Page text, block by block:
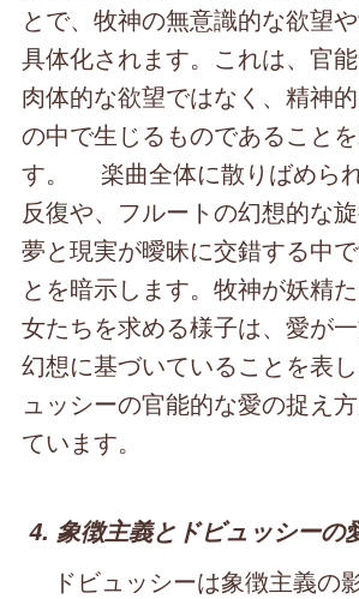
とで、牧神の無意識的な欲望
具体化されます。これは、官
肉体的な欲望ではなく、精神
の中で生じるものであること
す。 楽曲全体に散りばめら
反復や、フルートの幻想的な旋
夢と現実が曖昧に交錯する中
とを暗示します。牧神が妖精
女たちを求める様子は、愛が
幻想に基づいていることを表
ュッシーの官能的な愛の捉え
ています。
4. 象徴主義とドビュッシーの
ドビュッシーは象徴主義の